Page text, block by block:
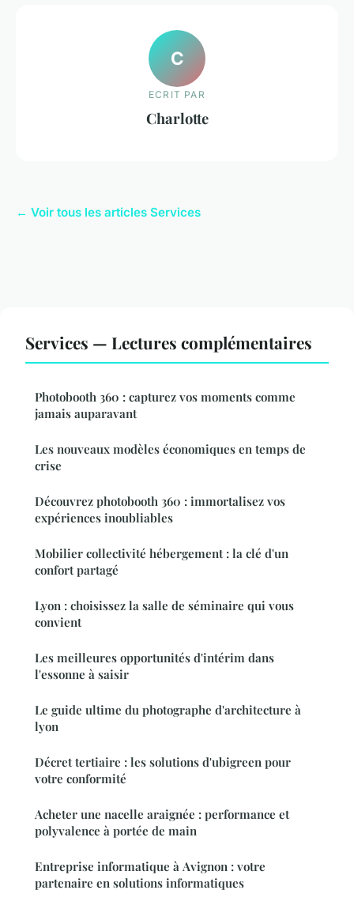
C
ECRIT PAR
Charlotte
← Voir tous les articles Services
Services — Lectures complémentaires
Photobooth 360 : capturez vos moments comme
jamais auparavant
Les nouveaux modèles économiques en temps de
crise
Découvrez photobooth 360 : immortalisez vos
expériences inoubliables
Mobilier collectivité hébergement : la clé d'un
confort partagé
Lyon : choisissez la salle de séminaire qui vous
convient
Les meilleures opportunités d'intérim dans
l'essonne à saisir
Le guide ultime du photographe d'architecture à
lyon
Décret tertiaire : les solutions d'ubigreen pour
votre conformité
Acheter une nacelle araignée : performance et
polyvalence à portée de main
Entreprise informatique à Avignon : votre
partenaire en solutions informatiques